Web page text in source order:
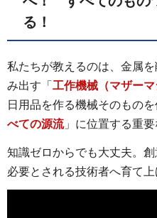
る！
私たちが教えるのは、金属
み出す「 工作機械（マザーマ
日用品を作る機械そのものを
べての源流」に位置する重要
知識ゼロからでも大丈夫。
必要とされる技術者へ育て上